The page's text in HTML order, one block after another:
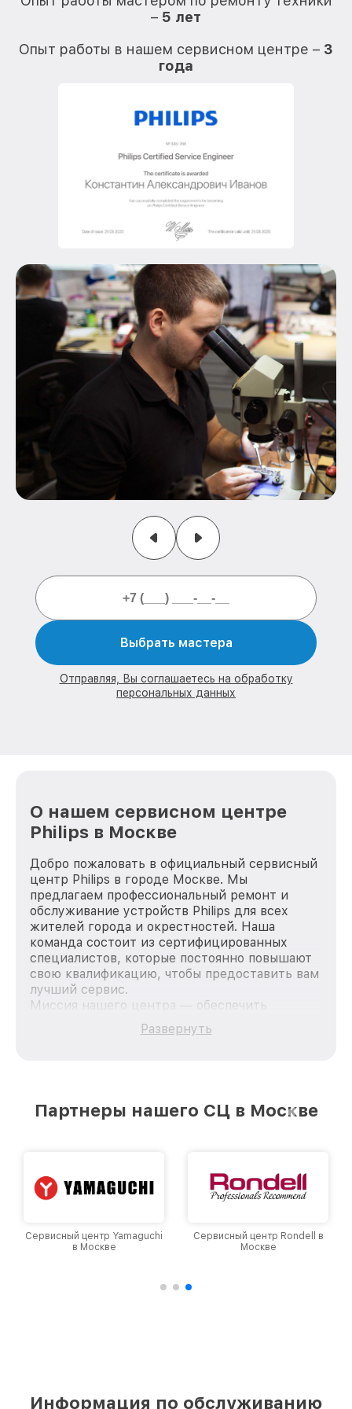
– 5 лет
Опыт работы в нашем сервисном центре – 3
года
Выбрать мастера
Отправляя, Вы соглашаетесь на обработку
персональных данных
О нашем сервисном центре
Philips в Москве
Добро пожаловать в официальный сервисный
центр Philips в городе Москве. Мы
предлагаем профессиональный ремонт и
обслуживание устройств Philips для всех
жителей города и окрестностей. Наша
команда состоит из сертифицированных
специалистов, которые постоянно повышают
свою квалификацию, чтобы предоставить вам
лучший сервис.
Миссия нашего центра — обеспечить
качественный и доступный ремонт для
каждого пользователя продукции Philips, вне
лучшим сервисным центром Philips в городе
Развернуть
Партнеры нашего СЦ в Москве
Сервисный центр Yamaguchi
в Москве
Сервисный центр Rondell в
Москве
Информация по обслуживанию